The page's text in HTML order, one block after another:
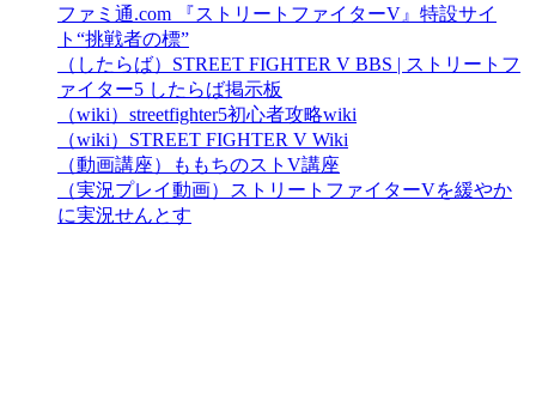
ファミ通.com 『ストリートファイターV』特設サイ
ト“挑戦者の標”
（したらば）STREET FIGHTER V BBS | ストリートフ
ァイター5 したらば掲示板
（wiki）streetfighter5初心者攻略wiki
（wiki）STREET FIGHTER V Wiki
（動画講座）ももちのストV講座
（実況プレイ動画）ストリートファイターVを緩やか
に実況せんとす